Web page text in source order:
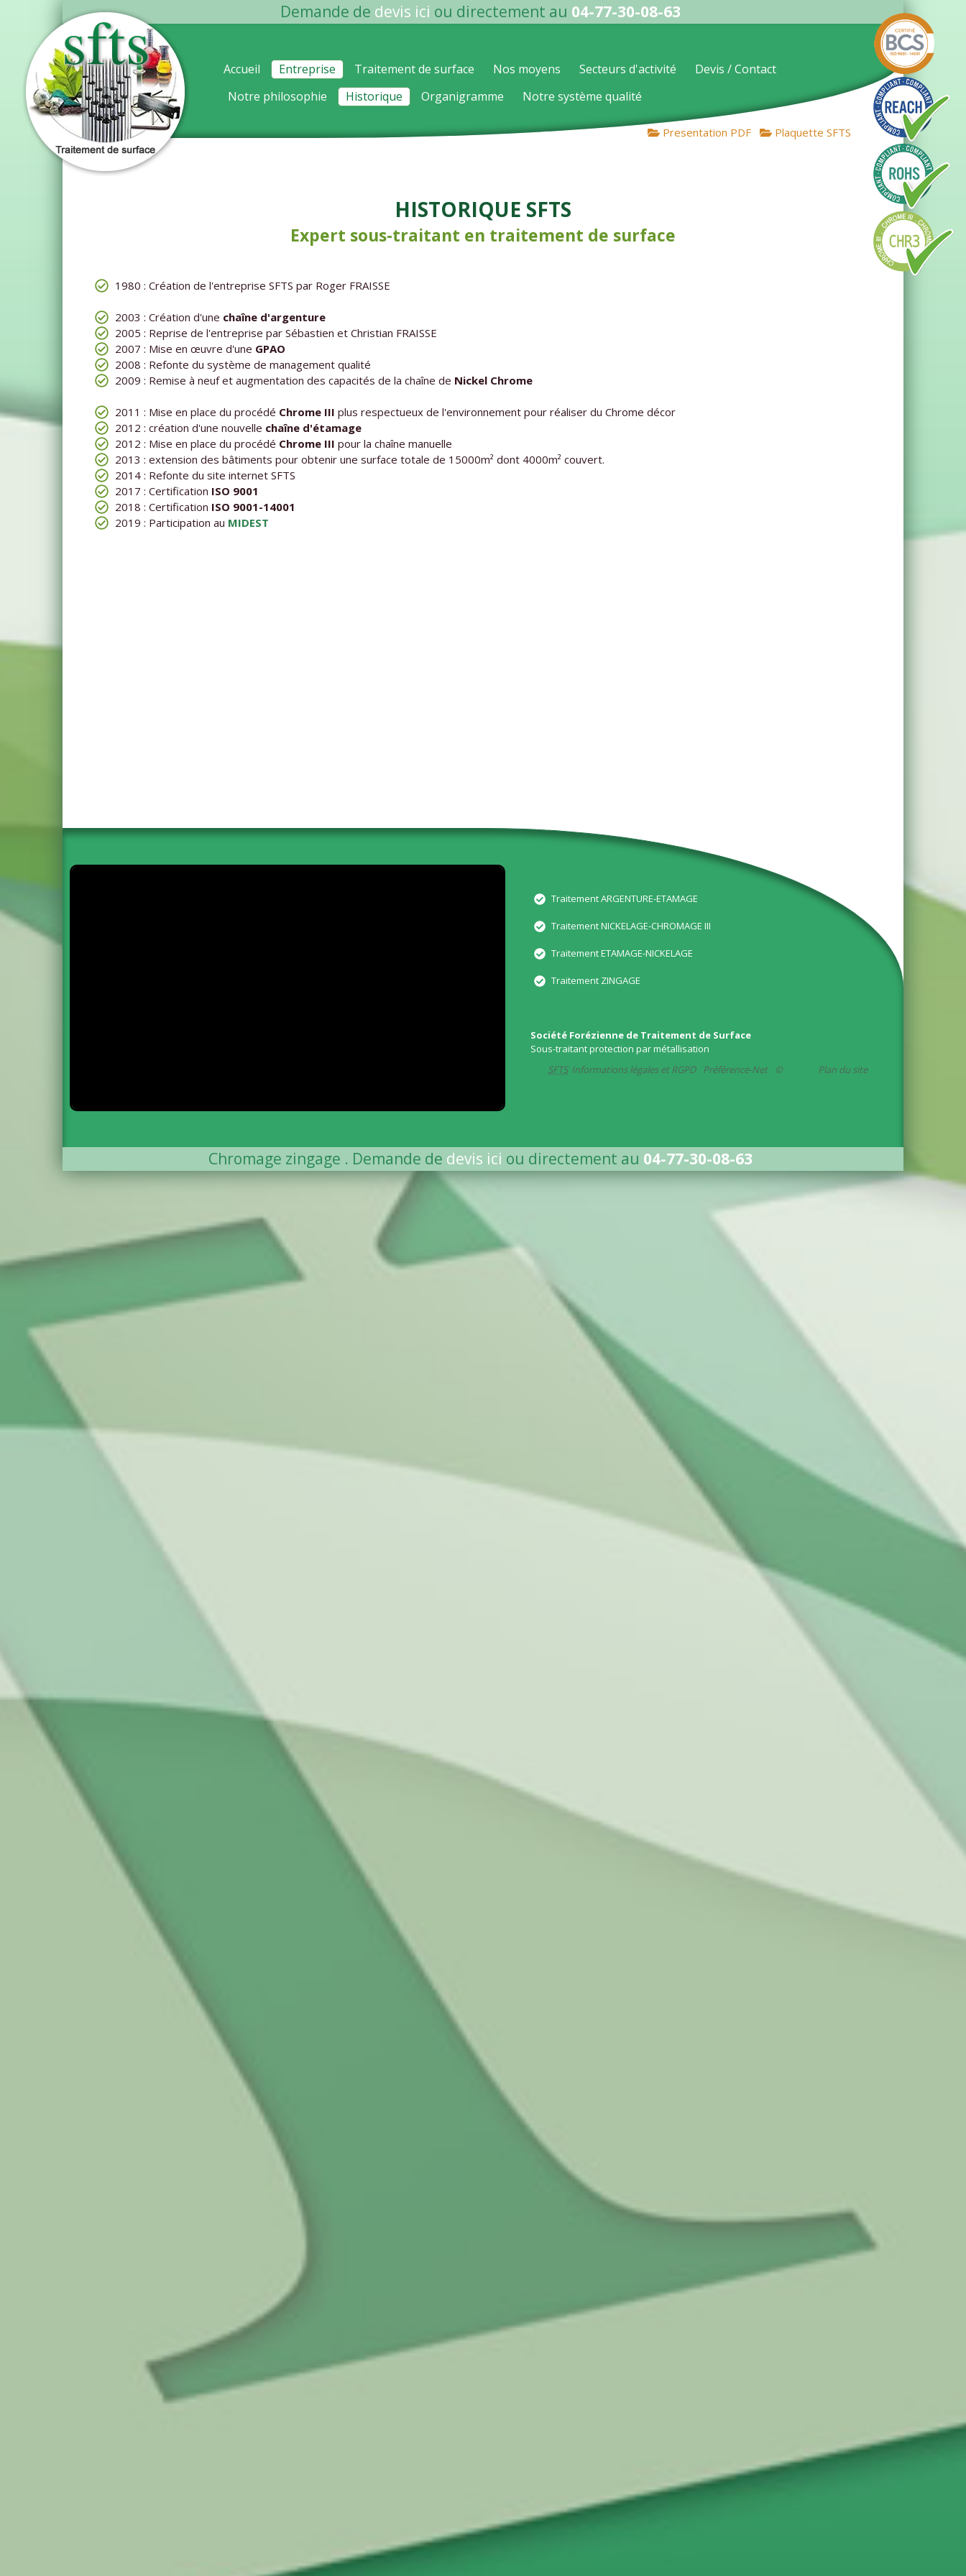
Demande de devis ici ou directement au 04-77-30-08-63
Accueil
Entreprise
Notre philosophie
Historique Organigramme Notre système qualité
Traitement de surface Nos moyens Secteurs d'activité Devis / Contact
Presentation PDF Plaquette SFTS
Historique SFTS
Expert sous-traitant en traitement de surface
1980 : Création de l'entreprise SFTS par Roger FRAISSE
2003 : Création d'une chaîne d'argenture
2005 : Reprise de l'entreprise par Sébastien et Christian FRAISSE
2007 : Mise en œuvre d'une GPAO
2008 : Refonte du système de management qualité
2009 : Remise à neuf et augmentation des capacités de la chaîne de Nickel Chrome
2011 : Mise en place du procédé Chrome III plus respectueux de l'environnement pour réaliser du Chrome décor
2012 : création d'une nouvelle chaîne d'étamage
2012 : Mise en place du procédé Chrome III pour la chaîne manuelle
2013 : extension des bâtiments pour obtenir une surface totale de 15000m² dont 4000m² couvert.
2014 : Refonte du site internet SFTS
2017 : Certification ISO 9001
2018 : Certification ISO 9001-14001
2019 : Participation au MIDEST
Traitement ARGENTURE-ETAMAGE
Traitement NICKELAGE-CHROMAGE III
Traitement ETAMAGE-NICKELAGE
Traitement ZINGAGE
Société Forézienne de Traitement de Surface
Sous-traitant protection par métallisation
SFTS Informations légales et RGPD Préférence-Net © Plan du site
Chromage zingage . Demande de devis ici ou directement au 04-77-30-08-63